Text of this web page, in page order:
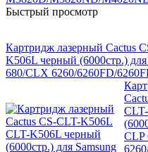
Быстрый просмотр
Картридж лазерный Cactus
K506L черный (6000стр.)
680/CLX 6260/6260FD/
CLP